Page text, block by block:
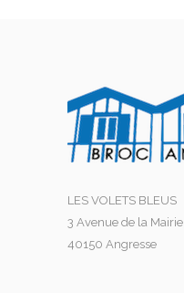
LES VOLETS BLEUS
3 Avenue de la Mairie
40150 Angresse